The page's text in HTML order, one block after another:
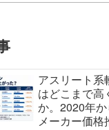
アスリート系
はどこまで高
か。2020年
メーカー価格